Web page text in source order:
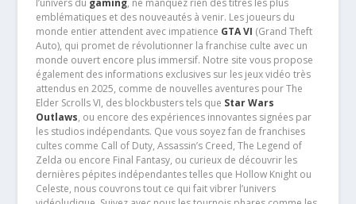
emblématiques et des nouveautés à venir. Les joueurs du
monde entier attendent avec impatience GTA VI (Grand Theft
Auto), qui promet de révolutionner la franchise culte avec un
monde ouvert encore plus immersif. Notre site vous propose
également des informations exclusives sur les jeux vidéo très
attendus en 2025, comme de nouvelles aventures pour The
Elder Scrolls VI, des blockbusters tels que Star Wars
Outlaws, ou encore des expériences innovantes signées par
les studios indépendants. Que vous soyez fan de franchises
cultes comme Call of Duty, Assassin’s Creed, The Legend of
Zelda ou encore Final Fantasy, ou curieux de découvrir les
dernières pépites indépendantes telles que Hollow Knight ou
Celeste, nous couvrons tout ce qui fait vibrer l’univers